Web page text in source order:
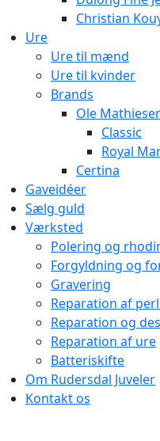
Christian
Ure
Ure til mænd
Ure til kvinder
Brands
Ole
Classic
Royal
Certina
Gaveidéer
Sælg guld
Værksted
Polering og
Forgyldning og
Gravering
Reparation af
Reparation og
Reparation af ure
Batteriskifte
Om Rudersdal Juveler
Kontakt os